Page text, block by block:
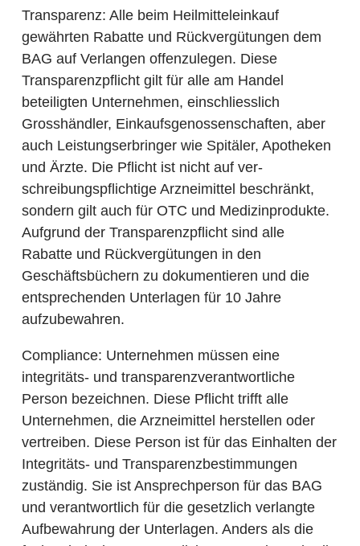
Transparenz: Alle beim Heil­mittel­einkauf
gewährten Rabatte und Rückver­gütungen dem
BAG auf Verlangen offenzulegen. Diese
Transparenzpflicht gilt für alle am Handel
beteiligten Unternehmen, einschliesslich
Grosshändler, Einkaufsgenossenschaften, aber
auch Leistungserbringer wie Spitäler, Apotheken
und Ärzte. Die Pflicht ist nicht auf ver­
schreibungspflichtige Arzneimittel beschränkt,
sondern gilt auch für OTC und Medizinprodukte.
Aufgrund der Transparenzpflicht sind alle
Rabatte und Rückvergütungen in den
Geschäftsbüchern zu dokumentieren und die
entsprechenden Unterlagen für 10 Jahre
aufzubewahren.
Compliance: Unternehmen müssen eine
integritäts- und transparenzverantwortliche
Person bezeichnen. Diese Pflicht trifft alle
Unternehmen, die Arzneimittel herstellen oder
vertreiben. Diese Person ist für das Einhalten der
Integritäts- und Transparenzbestimmungen
zuständig. Sie ist Ansprechperson für das BAG
und verantwortlich für die gesetzlich verlangte
Aufbewahrung der Unterlagen. Anders als die